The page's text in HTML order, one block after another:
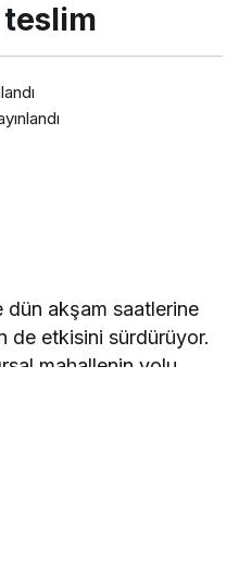
teslim
dün akşam saatlerine
de etkisini sürdürüyor.
mahallenin yolu